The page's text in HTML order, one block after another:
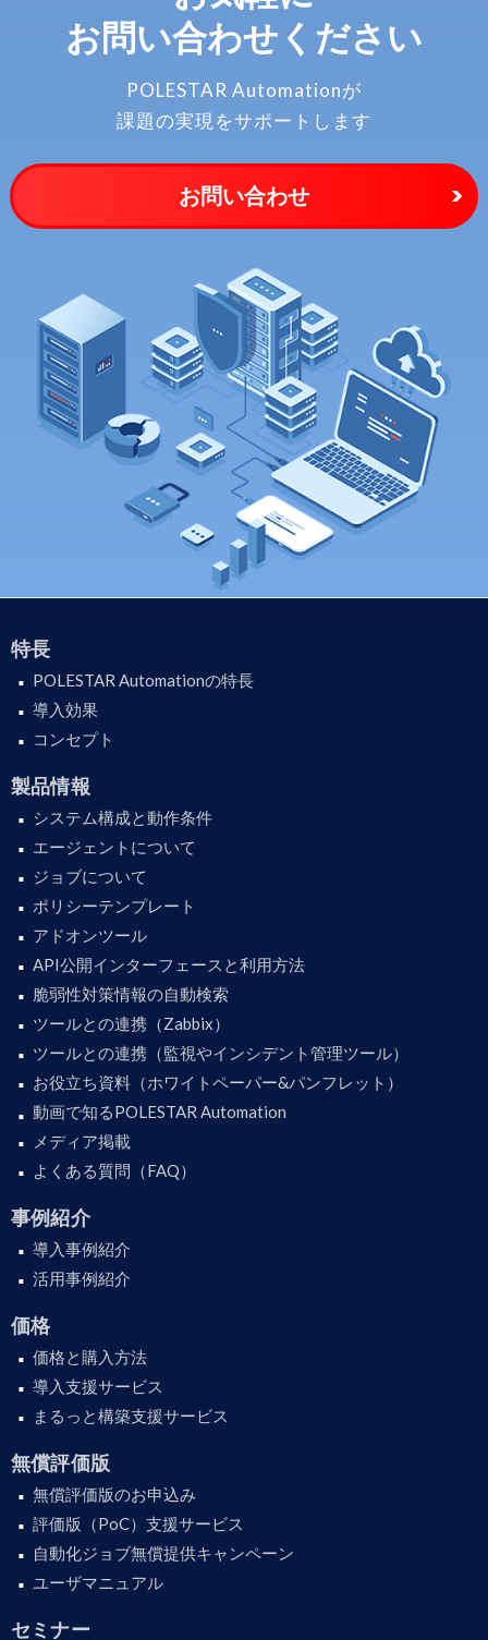
お問い合わせください
POLESTAR Automationが
課題の実現をサポートします
お問い合わせ
特長
POLESTAR Automationの特長
導入効果
コンセプト
製品情報
システム構成と動作条件
エージェントについて
ジョブについて
ポリシーテンプレート
アドオンツール
API公開インターフェースと利用方法
脆弱性対策情報の自動検索
ツールとの連携（Zabbix）
ツールとの連携（監視やインシデント管理ツール）
お役立ち資料（ホワイトペーパー&パンフレット）
動画で知るPOLESTAR Automation
メディア掲載
よくある質問（FAQ）
事例紹介
導入事例紹介
活用事例紹介
価格
価格と購入方法
導入支援サービス
まるっと構築支援サービス
無償評価版
無償評価版のお申込み
評価版（PoC）支援サービス
自動化ジョブ無償提供キャンペーン
ユーザマニュアル
セミナー